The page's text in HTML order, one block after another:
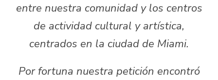
entre nuestra comunidad y los centros
de actividad cultural y artística,
centrados en la ciudad de Miami.
Por fortuna nuestra petición encontró